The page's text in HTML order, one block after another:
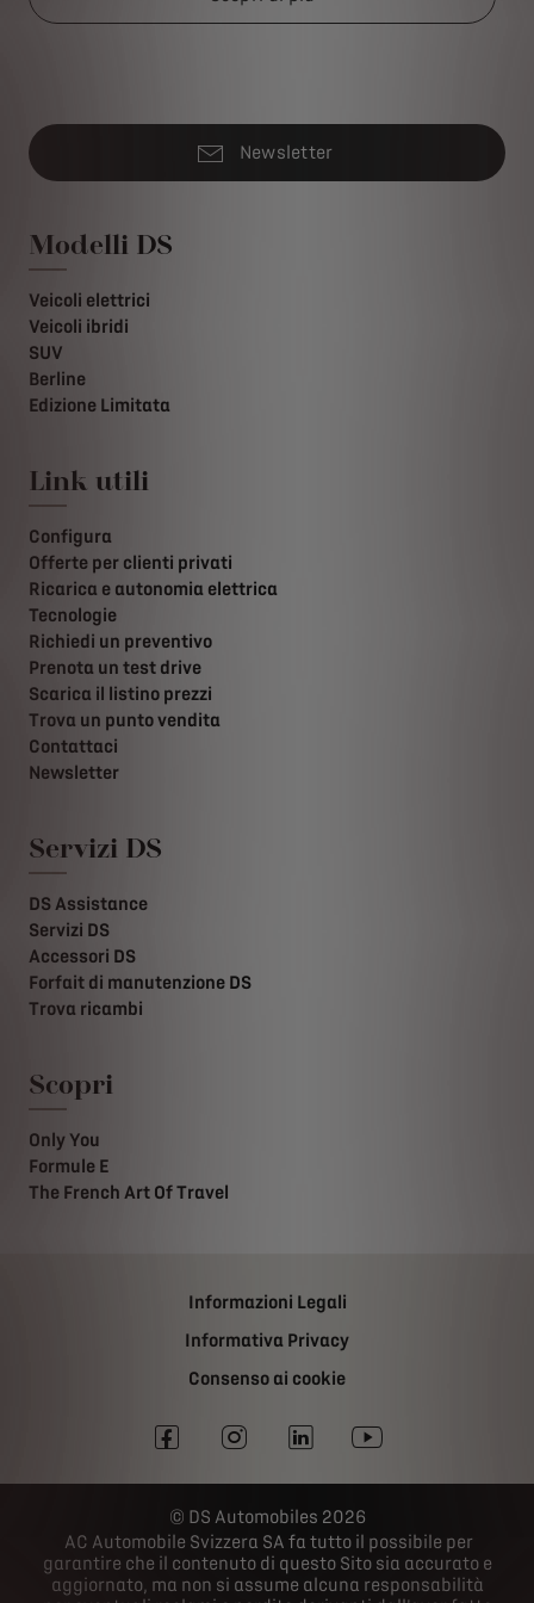
Newsletter
Modelli DS
Veicoli elettrici
Veicoli ibridi
SUV
Berline
Edizione Limitata
Link utili
Configura
Offerte per clienti privati
Ricarica e autonomia elettrica
Tecnologie
Richiedi un preventivo
Prenota un test drive
Scarica il listino prezzi
Trova un punto vendita
Contattaci
Newsletter
Servizi DS
DS Assistance
Servizi DS
Accessori DS
Forfait di manutenzione DS
Trova ricambi
Scopri
Only You
Formule E
The French Art Of Travel
Informazioni Legali
Informativa Privacy
Consenso ai cookie
DS Automobiles 2026
AC Automobile Svizzera SA fa tutto il possibile per
garantire che il contenuto di questo Sito sia accurato e
aggiornato, ma non si assume alcuna responsabilità